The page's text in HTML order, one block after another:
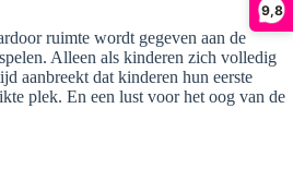
9,8
ruimte wordt gegeven aan de
Alleen als kinderen zich volledig
aanbreekt dat kinderen hun eerste
plek. En een lust voor het oog van de